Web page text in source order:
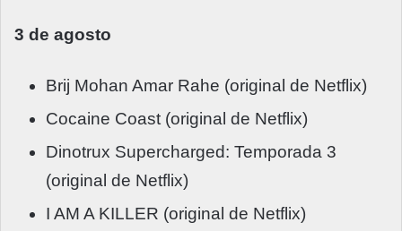
3 de agosto
Brij Mohan Amar Rahe (original de Netflix)
Cocaine Coast (original de Netflix)
Dinotrux Supercharged: Temporada 3
(original de Netflix)
I AM A KILLER (original de Netflix)